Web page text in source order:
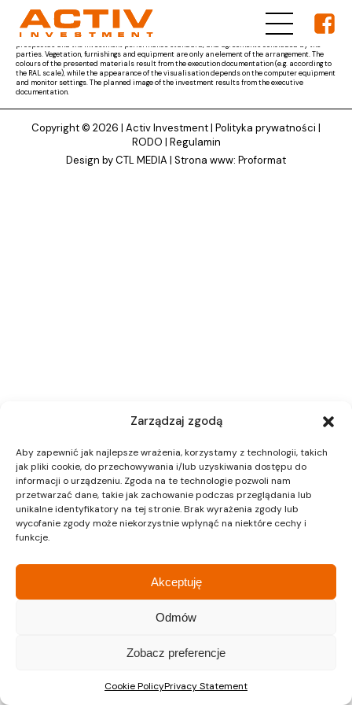
Zarządzaj zgodą
Aby zapewnić jak najlepsze wrażenia, korzystamy z technologii, takich
jak pliki cookie, do przechowywania i/lub uzyskiwania dostępu do
informacji o urządzeniu. Zgoda na te technologie pozwoli nam
przetwarzać dane, takie jak zachowanie podczas przeglądania lub
unikalne identyfikatory na tej stronie. Brak wyrażenia zgody lub
wycofanie zgody może niekorzystnie wpłynąć na niektóre cechy i
funkcje.
Akceptuję
Odmów
Zobacz preferencje
Cookie PolicyPrivacy Statement
The materials presented on ACTIV Investment's website are for reference only and the subject
matter of the developer's obligation results from the parties' agreement and the project
documentation approved by the competent authority, as well as other documents, i.e. the
prospectus and the investment performance standard, and agreements concluded by the
parties. Vegetation, furnishings and equipment are only an element of the arrangement. The
colours of the presented materials result from the execution documentation (e.g. according to
the RAL scale), while the appearance of the visualisation depends on the computer equipment
and monitor settings. The planned image of the investment results from the executive
documentation.
Copyright © 2026 | Activ Investment| Polityka prywatności |
RODO | Regulamin
Design by CTL MEDIA | Strona www: Proformat